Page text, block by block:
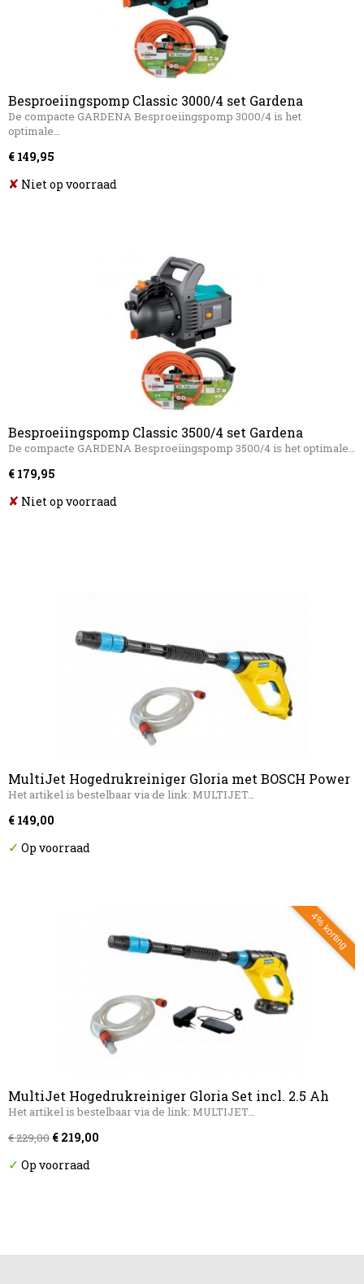
Besproeiingspomp Classic 3000/4 set Gardena
De compacte GARDENA Besproeiingspomp 3000/4 is het
optimale…
€ 149,95
✘ Niet op voorraad
Besproeiingspomp Classic 3500/4 set Gardena
De compacte GARDENA Besproeiingspomp 3500/4 is het optimale…
€ 179,95
✘ Niet op voorraad
MultiJet Hogedrukreiniger Gloria met BOSCH Power
Het artikel is bestelbaar via de link: MULTIJET…
€ 149,00
✓ Op voorraad
4% korting
MultiJet Hogedrukreiniger Gloria Set incl. 2.5 Ah
batterij met BOSCH Power
Het artikel is bestelbaar via de link: MULTIJET…
€ 229,00 € 219,00
✓ Op voorraad